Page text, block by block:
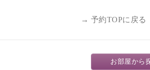
→ 予約TOPに戻る
お部屋から